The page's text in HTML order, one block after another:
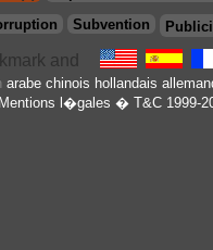
Subvention
arabe chinois hollandais
Mentions l�gales � T&C 1999-